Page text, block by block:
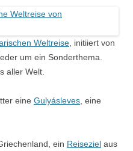
Weltreise , initiiert von
um ein Sonderthema.
aller Welt.
eine Gulyásleves , eine
ein Reiseziel aus